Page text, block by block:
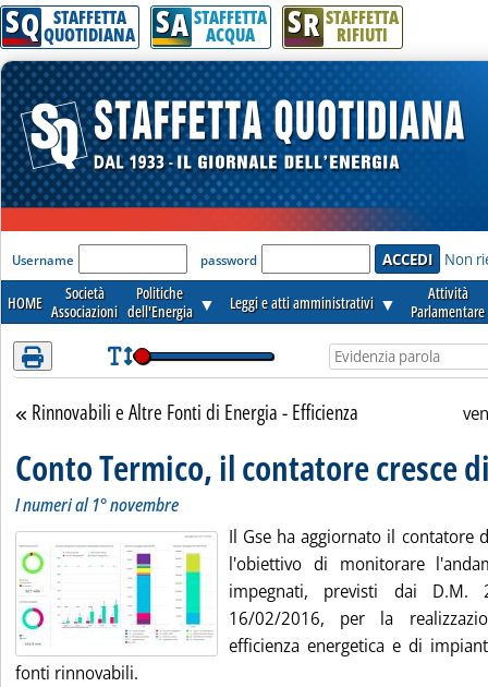
Attenzione! Esegui l'accesso per lèggere interamente la notizia.
SQ STAFFETTA
QUOTIDIANA SA STAFFETTA
ACQUA SR STAFFETTA
RIFIUTI
'Modulo Login per accedere'
Username password Non
HOME
Società
Associazioni
Politiche
dell'Energia ▼ Leggi e atti amministrativi ▼
Attività
Parlamentare
Torna alla sezione
Rinnovabili e Altre Fonti di Energia - Efficienza
Conto Termico, il contatore cresce
I numeri al 1° novembre
Il Gse ha aggiornato il contatore
l'obiettivo di monitorare
impegnati, previsti dai D.M.
16/02/2016, per la
efficienza energetica e di
fonti rinnovabili.